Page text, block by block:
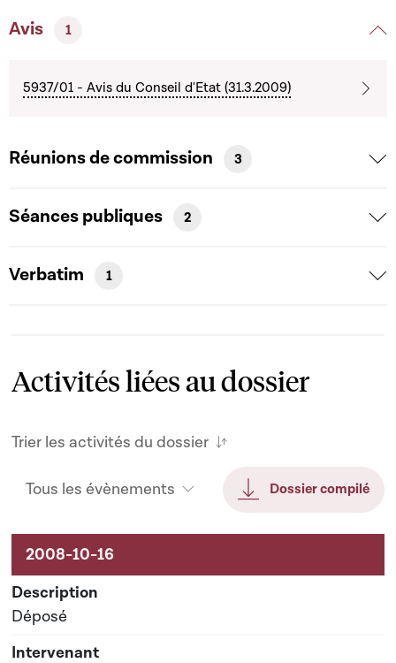
Avis 1
5937/01 - Avis du Conseil d'Etat (31.3.2009)
Réunions de commission 3
Séances publiques 2
Verbatim 1
Activités liées au dossier
Trier les activités du dossier
Tous les évènements Dossier compilé
Activités liées au dossier
Déposé